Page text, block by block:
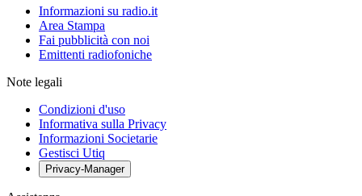
Informazioni su radio.it
Area Stampa
Fai pubblicità con noi
Emittenti radiofoniche
Note legali
Condizioni d'uso
Informativa sulla Privacy
Informazioni Societarie
Gestisci Utiq
Privacy-Manager